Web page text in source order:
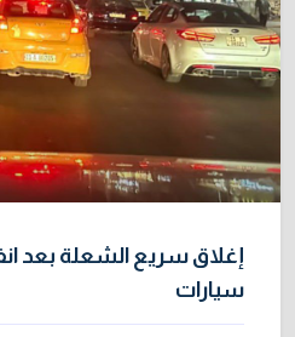
إغلاق سريع الشعلة بعد
سيارات